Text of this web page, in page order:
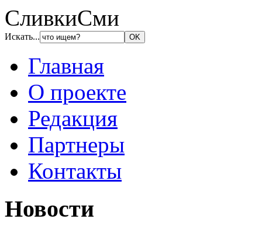
СливкиСми
Искать...
Главная
О проекте
Редакция
Партнеры
Контакты
Новости